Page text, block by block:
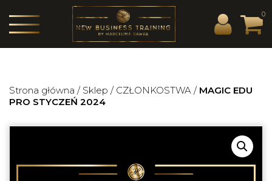
0
Strona główna / Sklep / CZŁONKOSTWA / MAGIC EDU
PRO STYCZEŃ 2024